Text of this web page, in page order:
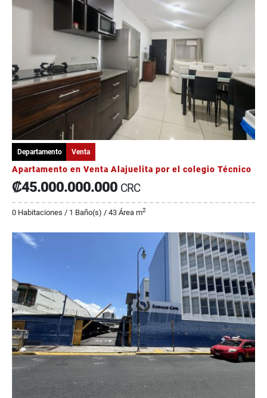
Departamento Venta
Apartamento en Venta Alajuelita por el colegio Técnico
₡45.000.000.000 CRC
0 Habitaciones / 1 Baño(s) / 43 Área m2